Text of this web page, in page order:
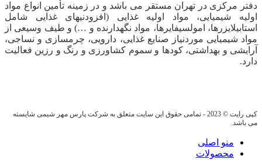
دفتر مرکزی در تهران مستقر می باشد و در زمینه تأمین انواع مواد
اولیه شیمیایی، مواد اولیه غذایی (افزودنیهای غذایی شامل
استابیلایزرها، امولسیفایرها، مواد نگهدارنده و …) و طیف وسیعی از
مواد شیمیایی موردنیاز صنایع غذایی، دارویی، چرمسازی و نساجی،
آرایشی و بهداشتی، کودها و سموم کشاورزی و رنگ و رزین فعالیت
دارد.
کپی رایت © 2023 - تمامی حقوق این سایت متعلق به شرکت پارس مهر شیمی شایسته
می باشد.
منو اصلی
محصولات